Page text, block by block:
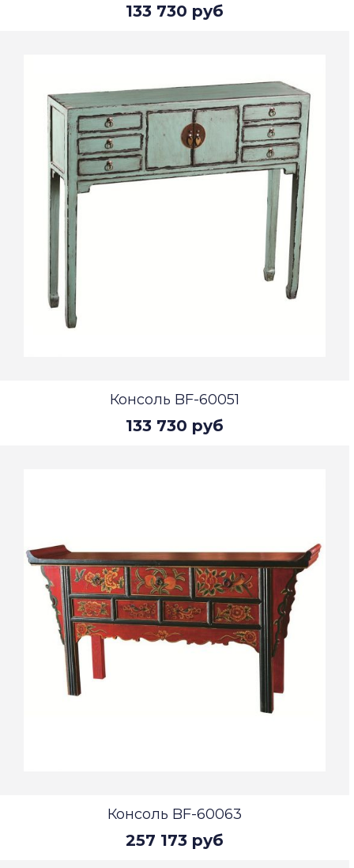
133 730 руб
Консоль BF-60051
133 730 руб
Консоль BF-60063
257 173 руб